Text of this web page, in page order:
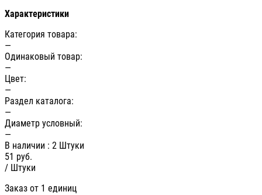
Характеристики
Категория товара:
—
Одинаковый товар:
—
Цвет:
—
Раздел каталога:
—
Диаметр условный:
—
В наличии : 2 Штуки
51 руб.
/ Штуки
Заказ от 1 единиц